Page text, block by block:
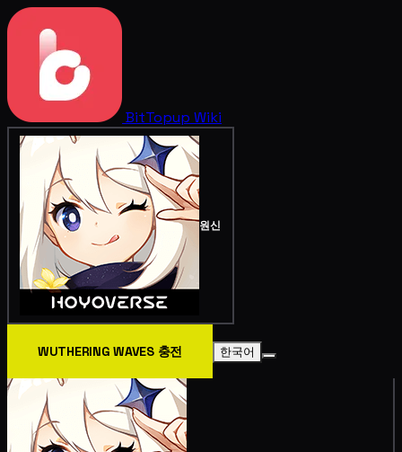
BitTopup Wiki
원신
WUTHERING WAVES 충전 한국어